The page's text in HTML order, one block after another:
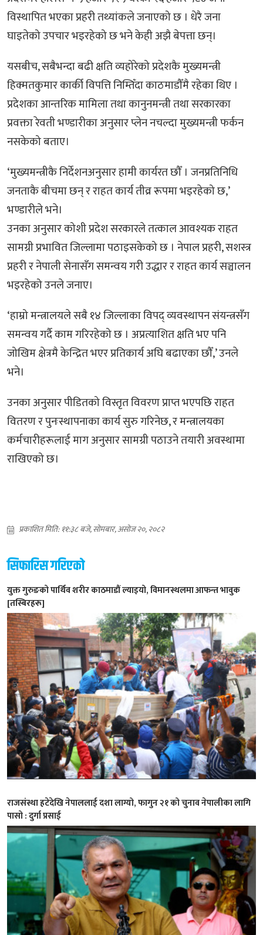
विस्थापित भएका प्रहरी तथ्यांकले जनाएको छ । धेरै जना
घाइतेको उपचार भइरहेको छ भने केही अझै बेपत्ता छन्।
यसबीच, सबैभन्दा बढी क्षति व्यहोरेको प्रदेशकै मुख्यमन्त्री
हिक्मतकुमार कार्की विपत्ति निम्तिँदा काठमाडौँमै रहेका थिए ।
प्रदेशका आन्तरिक मामिला तथा कानुनमन्त्री तथा सरकारका
प्रवक्ता रेवती भण्डारीका अनुसार प्लेन नचल्दा मुख्यमन्त्री फर्कन
नसकेको बताए।
‘मुख्यमन्त्रीकै निर्देशनअनुसार हामी कार्यरत छौँ । जनप्रतिनिधि
जनताकै बीचमा छन् र राहत कार्य तीव्र रूपमा भइरहेको छ,’
भण्डारीले भने।
उनका अनुसार कोशी प्रदेश सरकारले तत्काल आवश्यक राहत
सामग्री प्रभावित जिल्लामा पठाइसकेको छ । नेपाल प्रहरी, सशस्त्र
प्रहरी र नेपाली सेनासँग समन्वय गरी उद्धार र राहत कार्य सञ्चालन
भइरहेको उनले जनाए।
‘हाम्रो मन्त्रालयले सबै १४ जिल्लाका विपद् व्यवस्थापन संयन्त्रसँग
समन्वय गर्दै काम गरिरहेको छ । अप्रत्याशित क्षति भए पनि
जोखिम क्षेत्रमै केन्द्रित भएर प्रतिकार्य अघि बढाएका छौँ,’ उनले
भने।
उनका अनुसार पीडितको विस्तृत विवरण प्राप्त भएपछि राहत
वितरण र पुनःस्थापनाका कार्य सुरु गरिनेछ, र मन्त्रालयका
कर्मचारीहरूलाई माग अनुसार सामग्री पठाउने तयारी अवस्थामा
राखिएको छ।
प्रकाशित मिति: ११:३८ बजे, सोमबार, असोज २०, २०८२
सिफारिस गरिएको
युक्त गुरुङको पार्थिव शरीर काठमाडौं ल्याइयो, विमानस्थलमा आफन्त भावुक
[तस्बिरहरू]
राजसंस्था हटेदेखि नेपाललाई दशा लाग्यो, फागुन २१ को चुनाव नेपालीका लागि
पासो : दुर्गा प्रसाई